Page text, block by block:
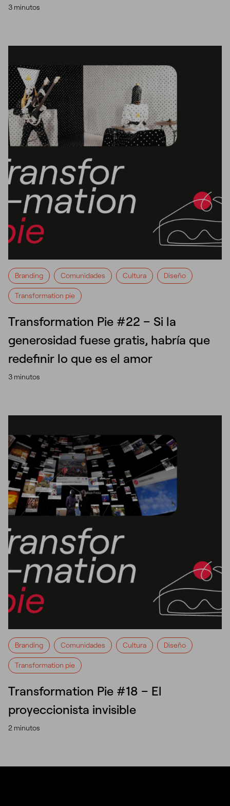
3 minutos
Branding Comunidades Cultura Diseño
Transformation pie
Transformation Pie #22 – Si la
generosidad fuese gratis, habría que
redefinir lo que es el amor
3 minutos
Branding Comunidades Cultura Diseño
Transformation pie
Transformation Pie #18 – El
proyeccionista invisible
2 minutos